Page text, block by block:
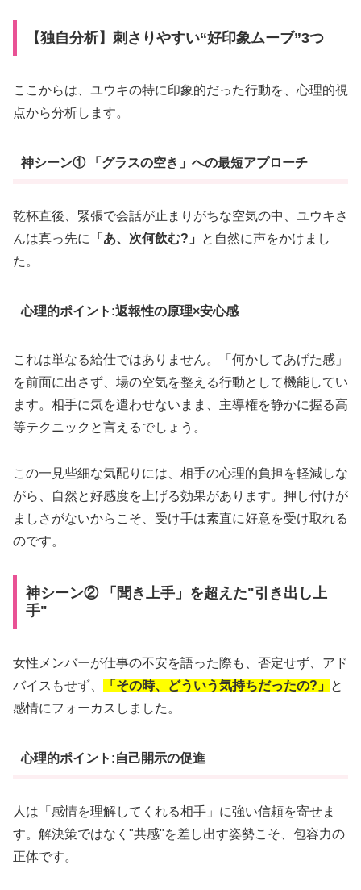
【独自分析】刺さりやすい“好印象ムーブ”3つ
ここからは、ユウキの特に印象的だった行動を、心理的視
点から分析します。
神シーン① 「グラスの空き」への最短アプローチ
乾杯直後、緊張で会話が止まりがちな空気の中、ユウキさ
んは真っ先に
「あ、次何飲む?」
と自然に声をかけまし
た。
心理的ポイント:返報性の原理×安心感
これは単なる給仕ではありません。「何かしてあげた感」
を前面に出さず、場の空気を整える行動として機能してい
ます。相手に気を遣わせないまま、主導権を静かに握る高
等テクニックと言えるでしょう。
この一見些細な気配りには、相手の心理的負担を軽減しな
がら、自然と好感度を上げる効果があります。押し付けが
ましさがないからこそ、受け手は素直に好意を受け取れる
のです。
神シーン② 「聞き上手」を超えた"引き出し上
手"
女性メンバーが仕事の不安を語った際も、否定せず、アド
バイスもせず、
「その時、どういう気持ちだったの?」
と
感情にフォーカスしました。
心理的ポイント:自己開示の促進
人は「感情を理解してくれる相手」に強い信頼を寄せま
す。解決策ではなく"共感"を差し出す姿勢こそ、包容力の
正体です。